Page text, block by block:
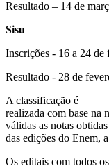
Resultado – 14 de
Sisu
Inscrições - 16 a 24 de
Resultado - 28 de
A classificação é
realizada com base na
válidas as notas
das edições do Enem,
Os editais com todos